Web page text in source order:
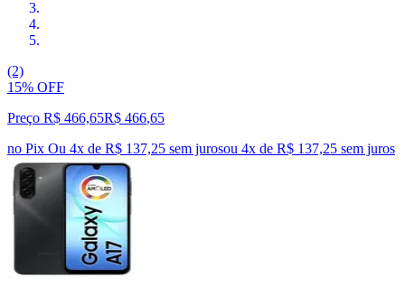
(2)
15% OFF
Preço R$ 466,65R$ 466,65
no Pix Ou 4x de R$ 137,25 sem jurosou 4x de R$ 137,25 sem juros